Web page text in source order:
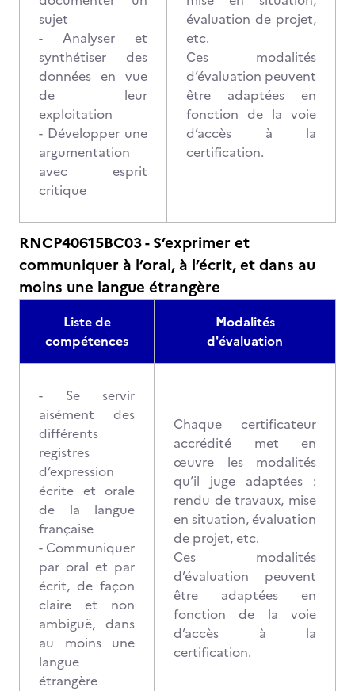
sujet
- Analyser et
synthétiser des
données en vue
de leur
exploitation
- Développer une
argumentation
avec esprit
critique
évaluation de projet,
etc.
Ces modalités
d’évaluation peuvent
être adaptées en
fonction de la voie
d’accès à la
certification.
RNCP40615BC03 - S’exprimer et
communiquer à l’oral, à l’écrit, et dans au
moins une langue étrangère
Liste de
compétences
Modalités
d'évaluation
- Se servir
aisément des
différents
registres
d’expression
écrite et orale
de la langue
française
- Communiquer
par oral et par
écrit, de façon
claire et non
ambiguë, dans
au moins une
langue
étrangère
Chaque certificateur
accrédité met en
œuvre les modalités
qu’il juge adaptées :
rendu de travaux, mise
en situation, évaluation
de projet, etc.
Ces modalités
d’évaluation peuvent
être adaptées en
fonction de la voie
d’accès à la
certification.